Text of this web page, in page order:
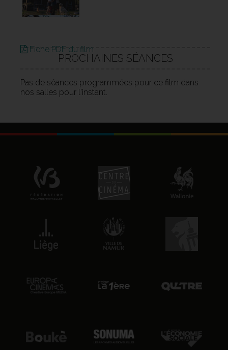
Fiche PDF du film
PROCHAINES SÉANCES
Pas de séances programmées pour ce film dans
nos salles pour l'instant.